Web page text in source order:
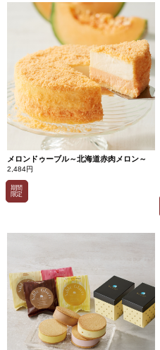
ぎ、
ルー
ムの
コク
や甘
みを
活か
し、
より
深み
のあ
格的
な味
わい
にな
りま
し
で
えて
も、
おい
しく
召し
上が
ただ
けま
メロンドゥーブル～北海道赤肉メロン～
2,484円
期間
限定